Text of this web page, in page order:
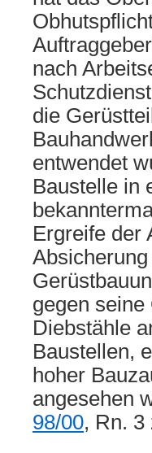
nach
die
entwendet
Baustelle in
Ergreife der
gegen
Diebstähle
Baustellen,
hoher
angesehen
98/00, Rn. 3